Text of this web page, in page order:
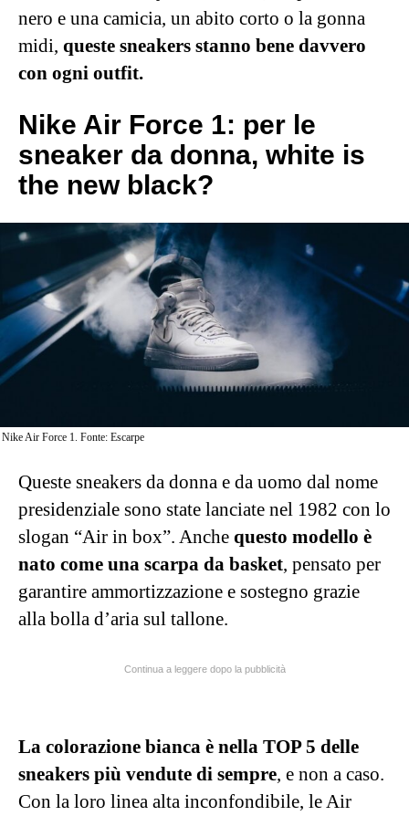
nero e una camicia, un abito corto o la gonna
midi, queste sneakers stanno bene davvero
con ogni outfit.
Nike Air Force 1: per le
sneaker da donna, white is
the new black?
Nike Air Force 1. Fonte: Escarpe
Queste sneakers da donna e da uomo dal nome
presidenziale sono state lanciate nel 1982 con lo
slogan “Air in box”. Anche questo modello è
nato come una scarpa da basket, pensato per
garantire ammortizzazione e sostegno grazie
alla bolla d’aria sul tallone.
Continua a leggere dopo la pubblicità
La colorazione bianca è nella TOP 5 delle
sneakers più vendute di sempre, e non a caso.
Con la loro linea alta inconfondibile, le Air